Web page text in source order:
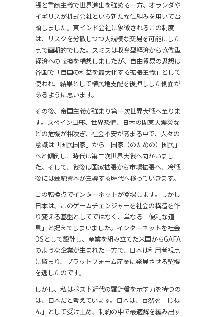
張と重商主義で世界進出を強める一方、オランダや
イギリスが株式会社という新たな仕組みを用いて台
頭しました。東インド会社に象徴されるこの制度
は、リスクを分散しつつ大規模な交易を可能にした
点で画期的でした。スミスは収奪型経済から協働型
経済への転換を構想しましたが、自由貿易の思想は
各国で「自国の利益を最大化する拡張主義」として
使われ、結果として植民地支配を後押しした側面が
あるように思います。
その後、帝国主義が強まり第一次世界大戦へ至りま
す。スペイン風邪、世界恐慌、日本の関東大震災な
どの危機が相次ぎ、社会不安が高まる中で、人々の
意識は「国民国家」から「国家（のための）国民」
へと傾倒し、時代は第二次世界大戦へ向かいまし
た。そして、戦後は国家拡張から市場拡張へ、冷戦
後には金融資本が主導する時代へ移っていきます。
この転換点でインターネットが登場します。しかし
日本は、このゲームチェンジャーを社会の構造を作
り変える基盤としてではなく、単なる「便利な道
具」と捉えてしまいました。インターネットを社会
OSとして設計し、産業を組み立てた米国からGAFA
のような企業が生まれた一方で、日本は利用者視点
に留まり、プラットフォーム産業に発展させる契機
を逃したのです。
しかし、私はポスト近代の羅針盤を示す力を持つの
は、日本だと考えています。日本は、自然を「じね
ん」として受け止め、制約の中で最適解を編み出す